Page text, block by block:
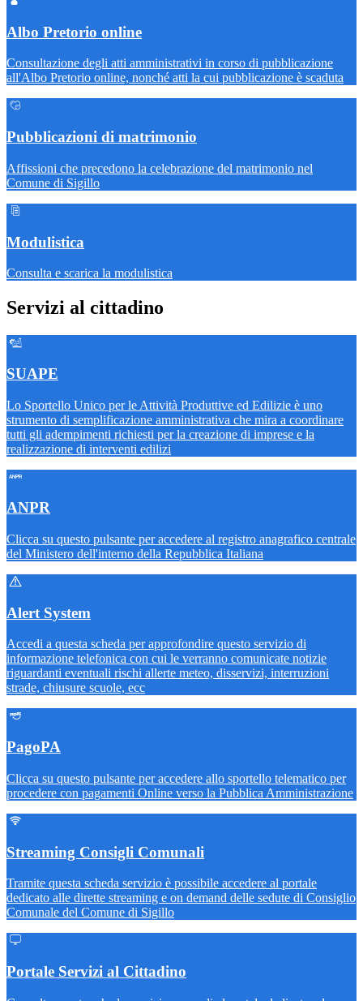
Albo Pretorio online
Consultazione degli atti amministrativi in corso di pubblicazione
all'Albo Pretorio online, nonché atti la cui pubblicazione è scaduta
Pubblicazioni di matrimonio
Affissioni che precedono la celebrazione del matrimonio nel
Comune di Sigillo
Modulistica
Consulta e scarica la modulistica
Servizi al cittadino
SUAPE
Lo Sportello Unico per le Attività Produttive ed Edilizie è uno
strumento di semplificazione amministrativa che mira a coordinare
tutti gli adempimenti richiesti per la creazione di imprese e la
realizzazione di interventi edilizi
ANPR
Clicca su questo pulsante per accedere al registro anagrafico centrale
del Ministero dell'interno della Repubblica Italiana
Alert System
Accedi a questa scheda per approfondire questo servizio di
informazione telefonica con cui le verranno comunicate notizie
riguardanti eventuali rischi allerte meteo, disservizi, interruzioni
strade, chiusure scuole, ecc
PagoPA
Clicca su questo pulsante per accedere allo sportello telematico per
procedere con pagamenti Online verso la Pubblica Amministrazione
Streaming Consigli Comunali
Tramite questa scheda servizio è possibile accedere al portale
dedicato alle dirette streaming e on demand delle sedute di Consiglio
Comunale del Comune di Sigillo
Portale Servizi al Cittadino